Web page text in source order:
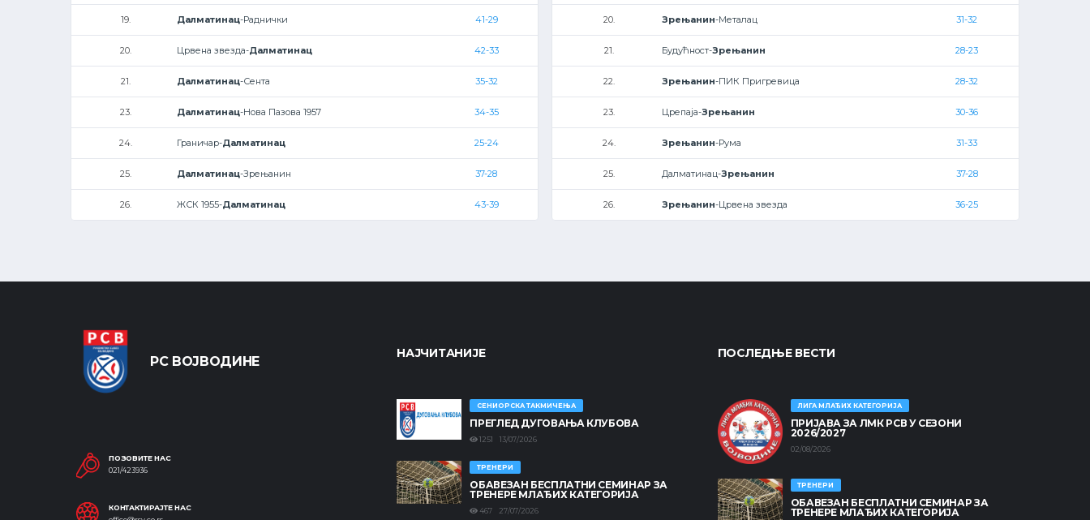
19. Далматинац-Раднички 41-29
20. Црвена звезда-Далматинац 42-33
21. Далматинац-Сента 35-32
23. Далматинац-Нова Пазова 1957 34-35
24. Граничар-Далматинац 25-24
25. Далматинац-Зрењанин 37-28
26. ЖСК 1955-Далматинац 43-39
20. Зрењанин-Металац 31-32
21. Будућност-Зрењанин 28-23
22. Зрењанин-ПИК Пригревица 28-32
23. Црепаја-Зрењанин 30-36
24. Зрењанин-Рума 31-33
25. Далматинац-Зрењанин 37-28
26. Зрењанин-Црвена звезда 36-25
РС ВОЈВОДИНЕ
ПОЗОВИТЕ НАС
021/423936
КОНТАКТИРАЈТЕ НАС
НАЈЧИТАНИЈЕ
СЕНИОРСКА ТАКМИЧЕЊА
ПРЕГЛЕД ДУГОВАЊА КЛУБОВА
1251 13/07/2026
ТРЕНЕРИ
ОБАВЕЗАН БЕСПЛАТНИ СЕМИНАР ЗА
ТРЕНЕРЕ МЛАЂИХ КАТЕГОРИЈА
467 27/07/2026
ПОСЛЕДЊЕ ВЕСТИ
ЛИГА МЛАЂИХ КАТЕГОРИЈА
ПРИЈАВА ЗА ЛМК РСВ У СЕЗОНИ
2026/2027
02/08/2026
ТРЕНЕРИ
ОБАВЕЗАН БЕСПЛАТНИ СЕМИНАР ЗА
ТРЕНЕРЕ МЛАЂИХ КАТЕГОРИЈА